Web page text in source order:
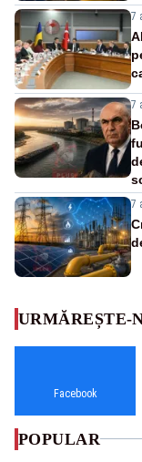
7
7
7
URMĂREȘTE-
Facebook
POPULAR